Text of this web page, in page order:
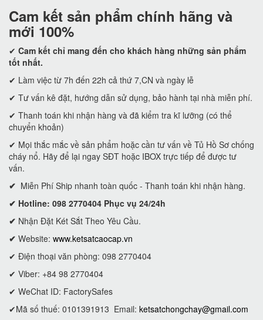
Cam kết sản phẩm chính hãng và
mới 100%
✔ Cam kết chỉ mang đến cho khách hàng những sản phẩm
tốt nhất.
✔ Làm việc từ 7h đến 22h cả thứ 7,CN và ngày lễ
✔ Tư vấn kê đặt, hướng dẫn sử dụng, bảo hành tại nhà miễn phí.
✔ Thanh toán khi nhận hàng và đã kiểm tra kĩ lưỡng (có thể
chuyển khoản)
✔ Mọi thắc mắc về sản phẩm hoặc cần tư vấn về Tủ Hồ Sơ chống
cháy nổ. Hãy để lại ngay SĐT hoặc IBOX trực tiếp để được tư
vấn.
✔ Miễn Phí Ship nhanh toàn quốc - Thanh toán khi nhận hàng.
✔ Hotline: 098 2770404 Phục vụ 24/24h
✔ Nhận Đặt Két Sắt Theo Yêu Cầu.
✔ Website: www.ketsatcaocap.vn
✔ Điện thoại văn phòng: 098 2770404
✔ Viber: +84 98 2770404
✔ WeChat ID: FactorySafes
✔Mã số thuế: 0101391913 Email: ketsatchongchay@gmail.com